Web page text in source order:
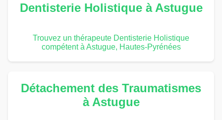
Dentisterie Holistique à Astugue
Trouvez un thérapeute Dentisterie Holistique
compétent à Astugue, Hautes-Pyrénées
Détachement des Traumatismes
à Astugue